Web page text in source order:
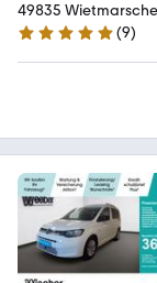
49835
5 Sterne
(9)